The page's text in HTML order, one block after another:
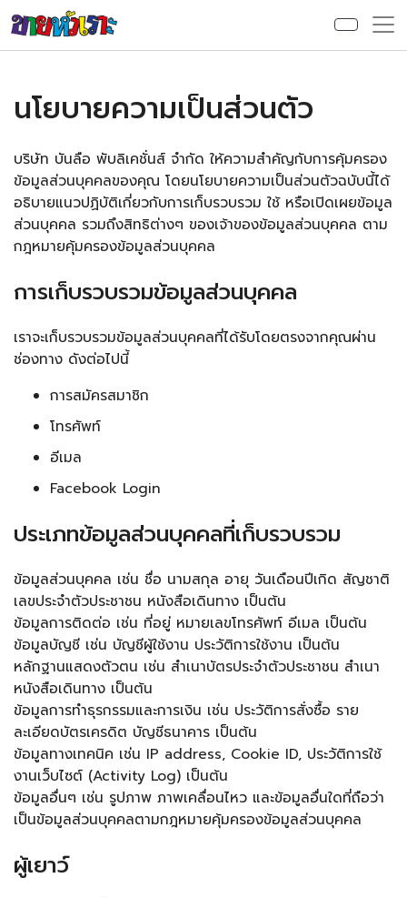
นโยบายความเป็นส่วนตัว
บริษัท บันลือ พับลิเคชั่นส์ จำกัด ให้ความสำคัญกับการคุ้มครอง
ข้อมูลส่วนบุคคลของคุณ โดยนโยบายความเป็นส่วนตัวฉบับนี้ได้
อธิบายแนวปฏิบัติเกี่ยวกับการเก็บรวบรวม ใช้ หรือเปิดเผยข้อมูล
ส่วนบุคคล รวมถึงสิทธิต่างๆ ของเจ้าของข้อมูลส่วนบุคคล ตาม
กฎหมายคุ้มครองข้อมูลส่วนบุคคล
การเก็บรวบรวมข้อมูลส่วนบุคคล
เราจะเก็บรวบรวมข้อมูลส่วนบุคคลที่ได้รับโดยตรงจากคุณผ่าน
ช่องทาง ดังต่อไปนี้
การสมัครสมาชิก
โทรศัพท์
อีเมล
Facebook Login
ประเภทข้อมูลส่วนบุคคลที่เก็บรวบรวม
ข้อมูลส่วนบุคคล เช่น ชื่อ นามสกุล อายุ วันเดือนปีเกิด สัญชาติ
เลขประจำตัวประชาชน หนังสือเดินทาง เป็นต้น
ข้อมูลการติดต่อ เช่น ที่อยู่ หมายเลขโทรศัพท์ อีเมล เป็นต้น
ข้อมูลบัญชี เช่น บัญชีผู้ใช้งาน ประวัติการใช้งาน เป็นต้น
หลักฐานแสดงตัวตน เช่น สำเนาบัตรประจำตัวประชาชน สำเนา
หนังสือเดินทาง เป็นต้น
ข้อมูลการทำธุรกรรมและการเงิน เช่น ประวัติการสั่งซื้อ ราย
ละเอียดบัตรเครดิต บัญชีธนาคาร เป็นต้น
ข้อมูลทางเทคนิค เช่น IP address, Cookie ID, ประวัติการใช้
งานเว็บไซต์ (Activity Log) เป็นต้น
ข้อมูลอื่นๆ เช่น รูปภาพ ภาพเคลื่อนไหว และข้อมูลอื่นใดที่ถือว่า
เป็นข้อมูลส่วนบุคคลตามกฎหมายคุ้มครองข้อมูลส่วนบุคคล
ผู้เยาว์